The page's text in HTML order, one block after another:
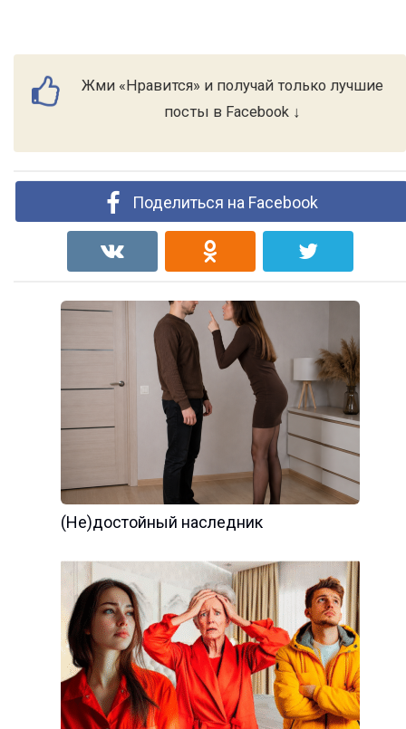
Жми «Нравится» и получай только лучшие
посты в Facebook ↓
Поделиться на Facebook
(Не)достойный наследник